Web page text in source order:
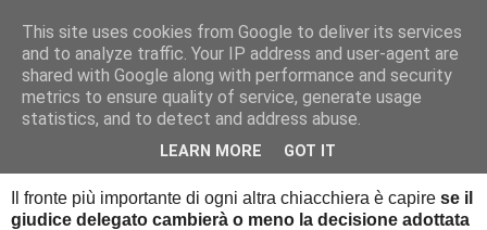
Palla al cerchio
mercoledì 26 ottobre 2016
Il deposito dell'appello
Il fronte più importante di ogni altra chiacchiera è capire se il
giudice delegato cambierà o meno la decisione adottata
This site uses cookies from Google to deliver its services
and to analyze traffic. Your IP address and user-agent are
shared with Google along with performance and security
metrics to ensure quality of service, generate usage
statistics, and to detect and address abuse.
LEARN MORE GOT IT